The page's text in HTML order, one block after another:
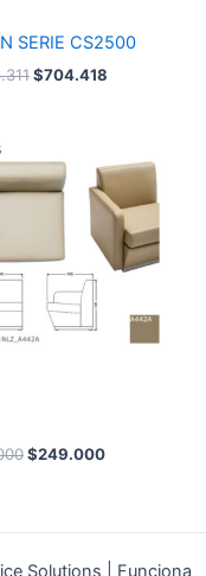
SERIE CS2500
$704.418
precio
original
$249.000
precio
actual
es:
$249.000.
Solutions | Funciona